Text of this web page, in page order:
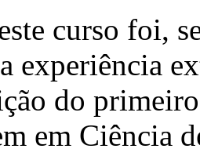
curso foi,
experiência
do
em Ciência